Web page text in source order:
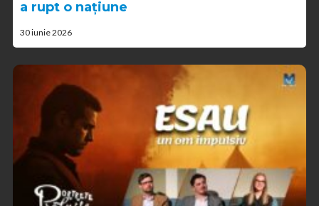
a rupt o națiune
30 iunie 2026